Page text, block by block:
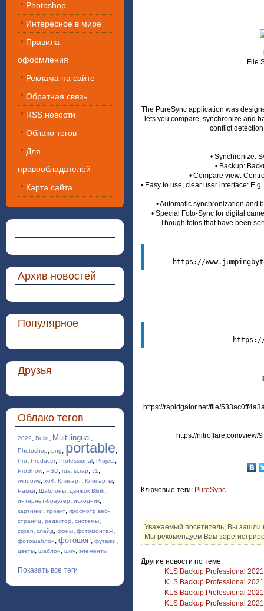
Photoshop
Интересное в мире
Правила
оформления
Реклама на сайте
Обратная связь
RSS новости
Облако тегов
Для
правообладателей
Карта сайта
Архив новостей
Популярное
Друзья
Облако тегов
2022, Build, Multilingual ,
Photoshop, png, portable,
Pro, Producer, Professional, Project,
ProShow, PSD, rus, scrap, v1 ,
windows, x64, Клипарт, Клипарты,
Рамки, Шаблоны, движок Blink,
интернет-браузер, исходник,
картинки, проект, просмотр веб-
страниц, редактор, системы,
скрап, слайд, фоны, фотомонтаж,
фотошаблон, фотошоп, футажи,
цветы, шаблон, шоу, элементы
Показать все теги
File
The PureSync application was
lets you compare, synchronize and
conflict
• Synchronize:
• Backup:
• Compare view:
• Easy to use, clear user interface:
• Automatic synchronization and
• Special Foto-Sync for digital
Though fotos that have been
https://rapidgator.net/file/
https://nitroflare.com/view/
Ключевые теги: PureSync
Уважаемый посетитель, Вы зашли
Мы рекомендуем Вам
Другие новости по теме:
KLS Backup Professional
KLS Backup Professional
KLS Backup Professional
KLS Backup Professional